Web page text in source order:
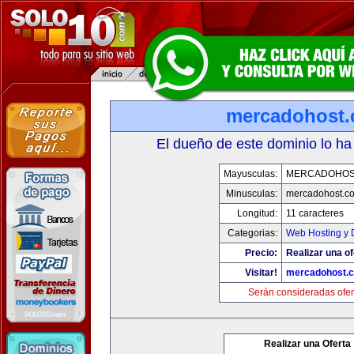
El dueño de este dominio lo
Mayusculas:
Minusculas:
Longitud:
11 caracteres
Categorias:
Web Hosting y
Precio:
Realizar una
Visitar!
Serán consideradas
Realizar una Oferta